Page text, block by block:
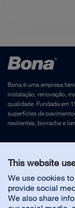
This website
We use cookies
provide social
We also share
Bona é uma empresa
instalação, renovação,
qualidade. Fundada em
superfícies de
resilientes, borracha e
Contacte-nos